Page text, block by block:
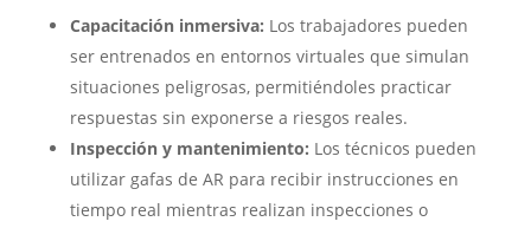
Capacitación inmersiva: Los trabajadores pueden
ser entrenados en entornos virtuales que simulan
situaciones peligrosas, permitiéndoles practicar
respuestas sin exponerse a riesgos reales.
Inspección y mantenimiento: Los técnicos pueden
utilizar gafas de AR para recibir instrucciones en
tiempo real mientras realizan inspecciones o